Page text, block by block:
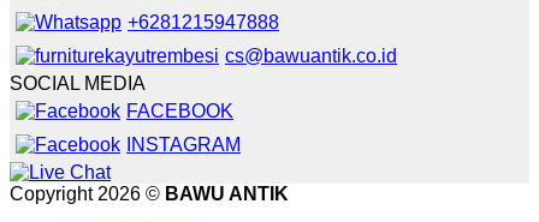
+6281215947888
cs@bawuantik.co.id
SOCIAL MEDIA
FACEBOOK
INSTAGRAM
Copyright 2026 © BAWU ANTIK